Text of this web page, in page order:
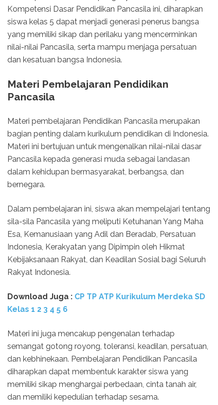
Kompetensi Dasar Pendidikan Pancasila ini, diharapkan
siswa kelas 5 dapat menjadi generasi penerus bangsa
yang memiliki sikap dan perilaku yang mencerminkan
nilai-nilai Pancasila, serta mampu menjaga persatuan
dan kesatuan bangsa Indonesia.
Materi Pembelajaran Pendidikan
Pancasila
Materi pembelajaran Pendidikan Pancasila merupakan
bagian penting dalam kurikulum pendidikan di Indonesia.
Materi ini bertujuan untuk mengenalkan nilai-nilai dasar
Pancasila kepada generasi muda sebagai landasan
dalam kehidupan bermasyarakat, berbangsa, dan
bernegara.
Dalam pembelajaran ini, siswa akan mempelajari tentang
sila-sila Pancasila yang meliputi Ketuhanan Yang Maha
Esa, Kemanusiaan yang Adil dan Beradab, Persatuan
Indonesia, Kerakyatan yang Dipimpin oleh Hikmat
Kebijaksanaan Rakyat, dan Keadilan Sosial bagi Seluruh
Rakyat Indonesia.
Download Juga : CP TP ATP Kurikulum Merdeka SD
Kelas 1 2 3 4 5 6
Materi ini juga mencakup pengenalan terhadap
semangat gotong royong, toleransi, keadilan, persatuan,
dan kebhinekaan. Pembelajaran Pendidikan Pancasila
diharapkan dapat membentuk karakter siswa yang
memiliki sikap menghargai perbedaan, cinta tanah air,
dan memiliki kepedulian terhadap sesama.